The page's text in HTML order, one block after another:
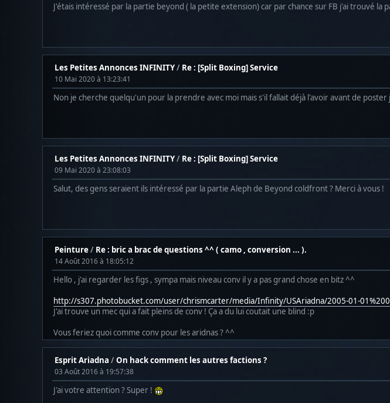
J'étais intéressé par la partie beyond ( la petite extension) car par chance sur FB j'ai trouvé la
Les Petites Annonces INFINITY/ Re : [Split Boxing] Service
10 Mai 2020 à 13:23:41
Non je cherche quelqu'un pour la prendre avec moi mais s'il fallait déjà l'avoir avant de poster
Les Petites Annonces INFINITY/ Re : [Split Boxing] Service
09 Mai 2020 à 23:08:03
Salut, des gens seraient ils intéressé par la partie Aleph de Beyond coldfront ? Merci à vous !
Peinture/ Re : bric a brac de questions ^^ ( camo , conversion ... ).
14 Août 2016 à 18:05:12
Hello , j'ai regarder les figs , sympa mais niveau conv il y a pas grand chose en bitz ^^
http://s307.photobucket.com/user/chrismcarter/media/Infinity/USAriadna/2005-01-
J'ai trouve un mec qui a fait pleins de conv ! Ça a du lui coutait une blind :p
Vous feriez quoi comme conv pour les aridnas ? ^^
Esprit Ariadna /On hack comment les autres factions ?
03 Août 2016 à 19:57:38
J'ai votre attention ? Super !